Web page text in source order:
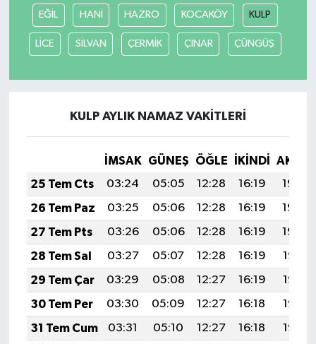
EĞİL HANİ HAZRO KOCAKÖY KULP
LİCE SİLVAN ÇERMİK ÇINAR ÇÜNGÜŞ
KULP AYLIK NAMAZ VAKITLERI
İMSAK GÜNEŞ ÖĞLE İKINDI
25 Tem Cts
03:24 05:05 12:28 16:19
19:40
26 Tem Paz
03:25 05:06 12:28 16:19
19:40
27 Tem Pts
03:26 05:06 12:28 16:19
19:39
28 Tem Sal
03:27 05:07 12:28 16:19
19:38
29 Tem Çar
03:29 05:08 12:27 16:19
19:37
30 Tem Per
03:30 05:09 12:27 16:18
19:36
31 Tem Cum
03:31 05:10 12:27 16:18
19:35